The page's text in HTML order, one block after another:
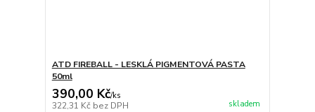
ATD FIREBALL - LESKLÁ PIGMENTOVÁ PASTA
50ml
390,00 Kč/ks
322,31 Kč bez DPH skladem